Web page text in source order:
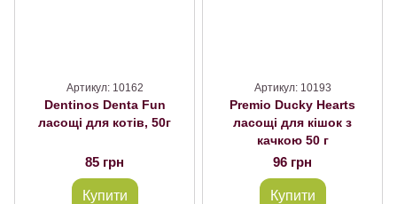
Артикул: 10162
Dentinos Denta Fun
ласощі для котів, 50г
85 грн
Купити
Артикул: 10193
Premio Ducky Hearts
ласощі для кішок з
качкою 50 г
96 грн
Купити